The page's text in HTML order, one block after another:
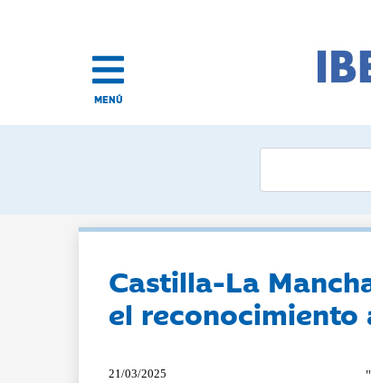
MENÚ
Castilla-La
el reconocimiento
21/03/2025